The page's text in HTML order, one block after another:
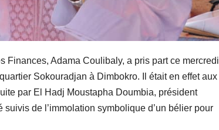
Finances, Adama Coulibaly, a pris part ce mercredi
Sokouradjan à Dimbokro. Il était en effet aux
par El Hadj Moustapha Doumbia, président
de l’immolation symbolique d’un bélier pour